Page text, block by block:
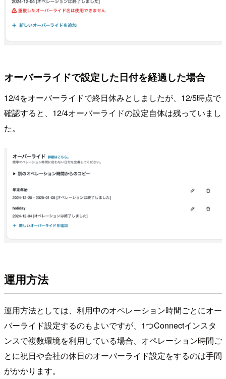
オーバーライドで設定した日付を経過した場合
12/4をオーバーライドで終日休みとしましたが、12/5時点で
確認すると、12/4オーバーライドの設定自体は残っていまし
た。
運用方法
運用方法としては、利用中のオペレーション時間ごとにオー
バーライド設定するのもよいですが、1つConnectインスタ
ンスで複数環境を利用している場合、オペレーション時間ご
とに祝日や会社の休日のオーバーライド設定をするのは手間
がかかります。